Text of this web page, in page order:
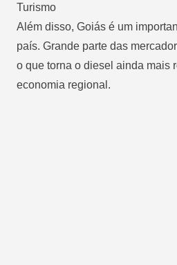
Turismo
Além disso, Goiás é um
país. Grande parte das
o que torna o diesel ainda mais
economia regional.